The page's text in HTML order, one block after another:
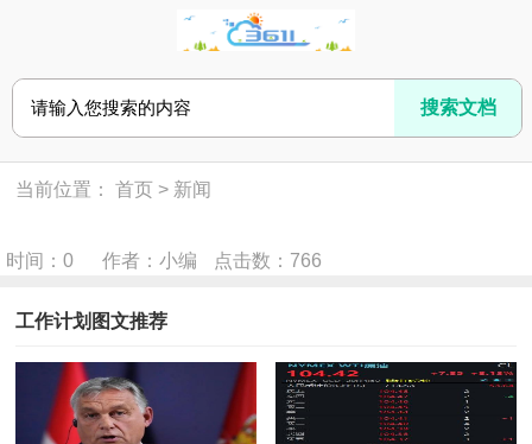
当前位置：首页 > 新闻
时间：0 作者：小编 点击数： 766
工作计划图文推荐